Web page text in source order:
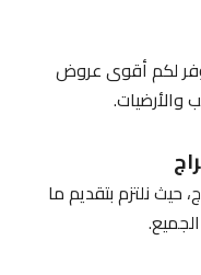
لكم أقوى عروض
نلتزم بتقديم ما